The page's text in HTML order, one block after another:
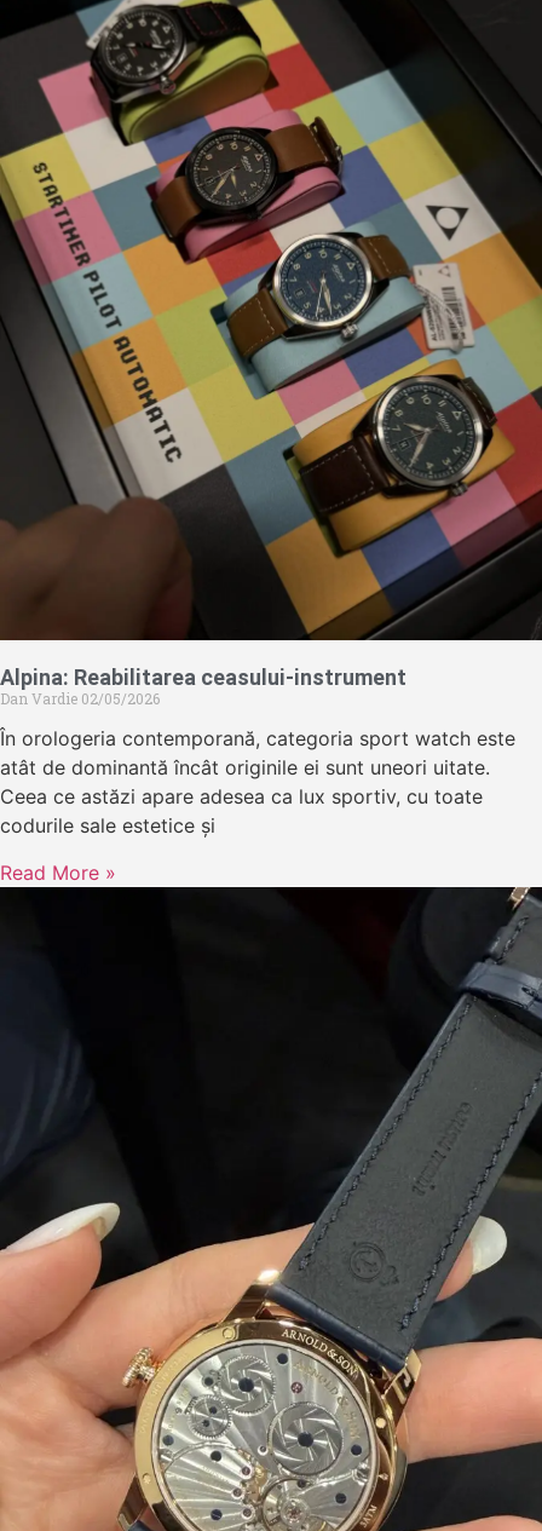
Alpina: Reabilitarea ceasului-instrument
Dan Vardie 02/05/2026
În orologeria contemporană, categoria sport watch este
atât de dominantă încât originile ei sunt uneori uitate.
Ceea ce astăzi apare adesea ca lux sportiv, cu toate
codurile sale estetice și
Read More »